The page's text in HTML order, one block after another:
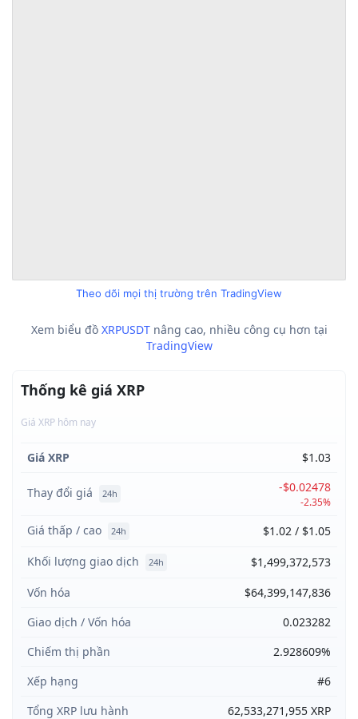
Theo dõi mọi thị trường trên TradingView
Xem biểu đồ XRPUSDTnâng cao, nhiều công cụ hơn tại
TradingView
Thống kê giá XRP
Giá XRP hôm nay
Giá XRP $1.03
Thay đổi giá 24h -$0.02478
-2.35%
Giá thấp / cao 24h
$1.02 / $1.05
Khối lượng giao dịch
24h
$1,499,372,573
Vốn hóa
$64,399,147,836
Giao dịch / Vốn hóa
0.023282
Chiếm thị phần
2.928609%
Xếp hạng
#6
Tổng XRP lưu hành
62,533,271,955 XRP